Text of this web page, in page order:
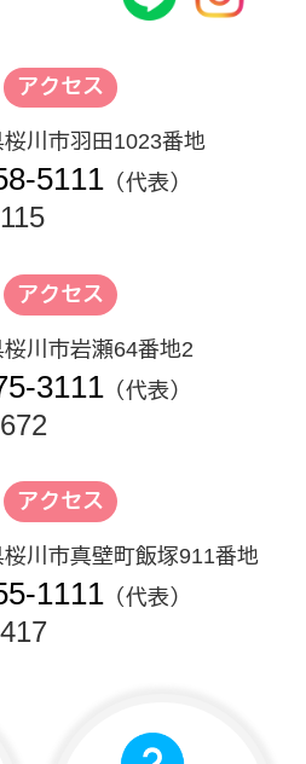
アクセス
川市羽田1023番地
5111 （代表）
アクセス
川市岩瀬64番地2
3111 （代表）
アクセス
川市真壁町飯塚911番地
1111 （代表）